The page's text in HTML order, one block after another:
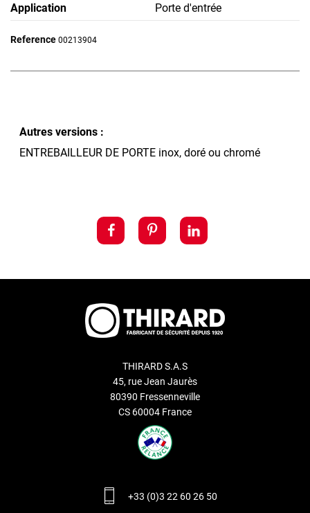
Application
Porte d'entrée
Reference 00213904
Autres versions :
ENTREBAILLEUR DE PORTE inox, doré ou chromé
THIRARD S.A.S
45, rue Jean Jaurès
80390 Fressenneville
CS 60004 France
+33 (0)3 22 60 26 50